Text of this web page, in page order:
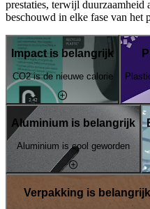
prestaties, terwijl
beschouwd in elke fase van het
Impact is belangrijk
CO2 is de nieuwe calorie
Aluminium is belangrijk
Aluminium is cool geworden
Verpakking is belangrijk